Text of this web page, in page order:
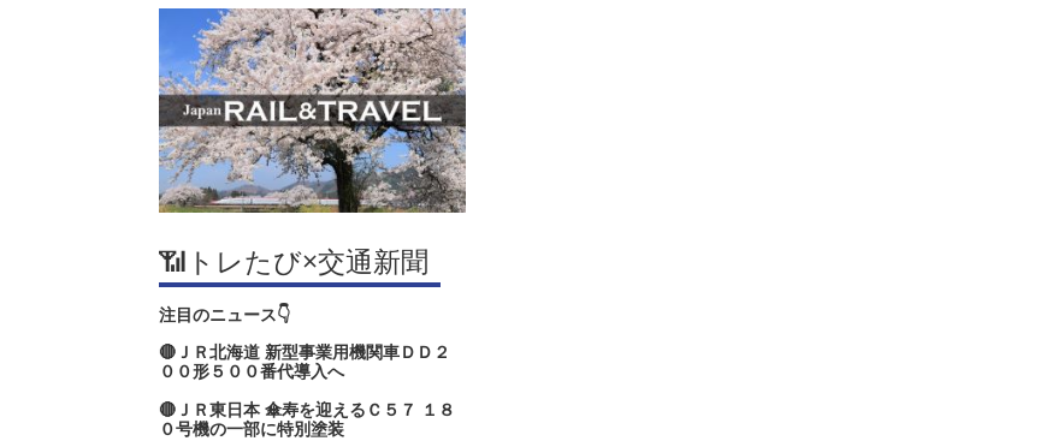
📶トレたび×交通新聞
注目のニュース👇
🔴ＪＲ北海道 新型事業用機関車ＤＤ２
００形５００番代導入へ
🔴ＪＲ東日本 傘寿を迎えるＣ５７ １８
０号機の一部に特別塗装